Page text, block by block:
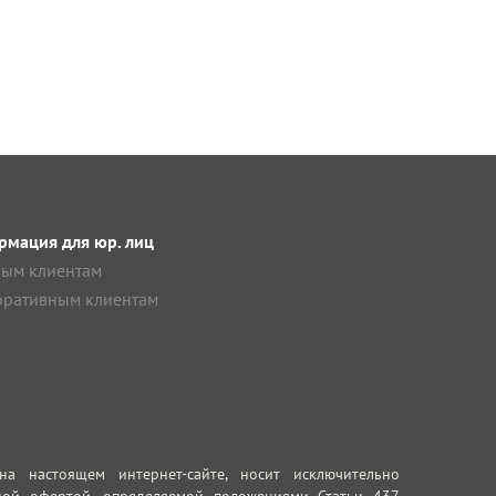
для юр. лиц
клиентам
клиентам
интернет-сайте, носит исключительно